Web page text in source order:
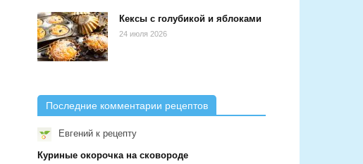
Кексы с голубикой и яблоками
24 июля 2026
Последние комментарии рецептов
Евгений к рецепту
Куриные окорочка на сковороде